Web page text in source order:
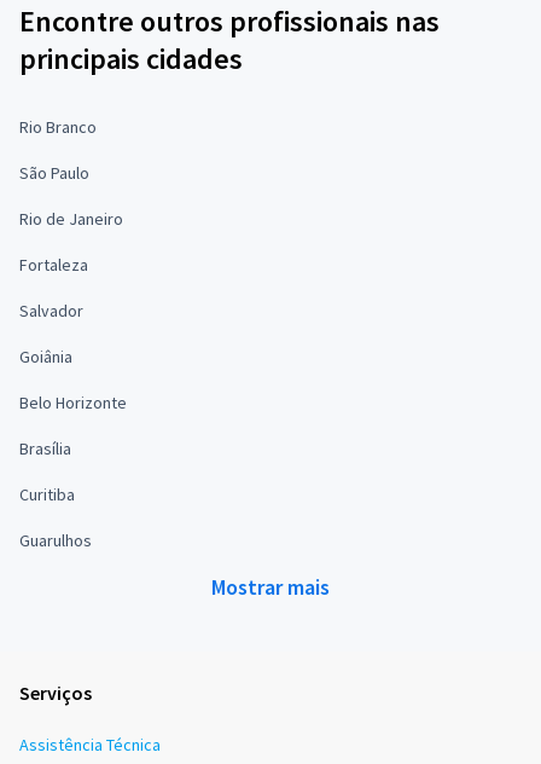
Encontre outros profissionais nas
principais cidades
Rio Branco
São Paulo
Rio de Janeiro
Fortaleza
Salvador
Goiânia
Belo Horizonte
Brasília
Curitiba
Guarulhos
Mostrar mais
Serviços
Assistência Técnica